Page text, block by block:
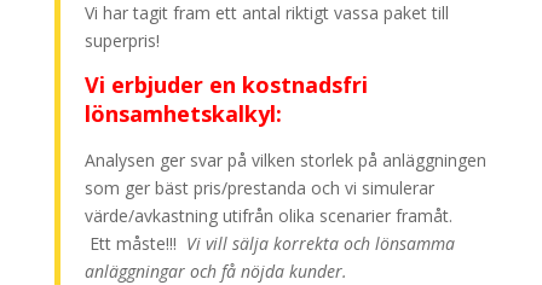
Vi har tagit fram ett antal riktigt vassa paket till
superpris!
Vi erbjuder en kostnadsfri
lönsamhetskalkyl:
Analysen ger svar på vilken storlek på anläggningen
som ger bäst pris/prestanda och vi simulerar
värde/avkastning utifrån olika scenarier framåt.
Ett måste!!! Vi vill sälja korrekta och lönsamma
anläggningar och få nöjda kunder.